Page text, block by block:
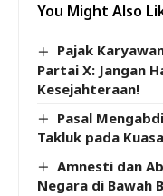
You Might Also
Pajak
Partai X: Jangan
Kesejahteraan!
Pasal
Takluk pada Kuasa
Amnesti dan
Negara di Bawah